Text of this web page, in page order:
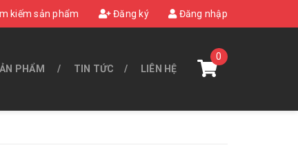
kiếm sản phẩm Đăng ký Đăng nhập
PHẨM TIN TỨC LIÊN HỆ
0